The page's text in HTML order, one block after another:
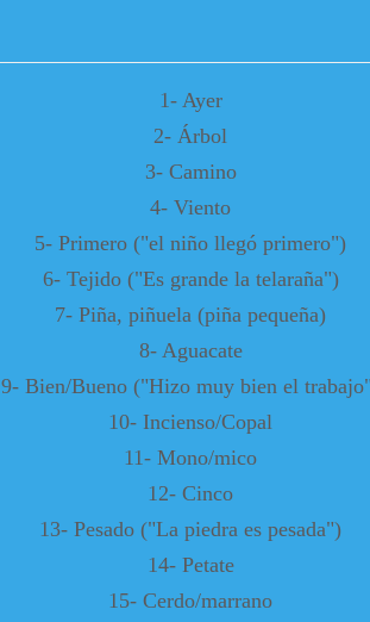
1- Ayer
2- Árbol
3- Camino
4- Viento
5- Primero ("el niño llegó primero")
6- Tejido ("Es grande la telaraña")
7- Piña, piñuela (piña pequeña)
8- Aguacate
9- Bien/Bueno ("Hizo muy bien el
10- Incienso/Copal
11- Mono/mico
12- Cinco
13- Pesado ("La piedra es pesada")
14- Petate
15- Cerdo/marrano